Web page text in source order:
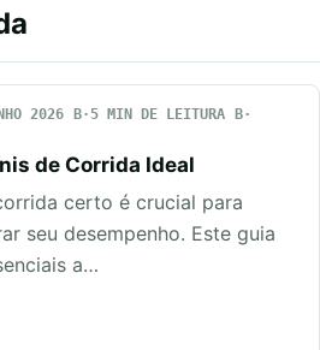
2026
5 MIN DE LEITURA
de Corrida Ideal
certo é crucial para
seu desempenho. Este guia
a…